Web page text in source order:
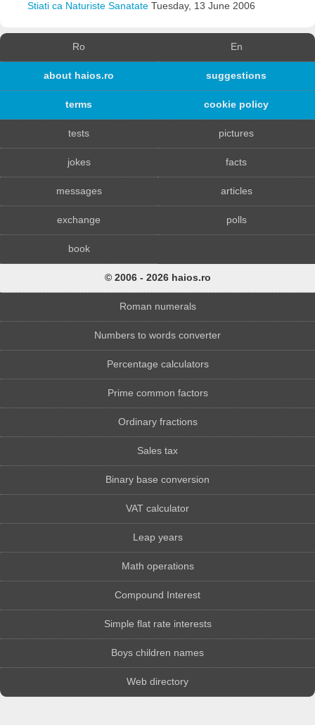
Stiati ca Naturiste Sanatate Tuesday, 13 June 2006
Ro En
about haios.ro suggestions
terms cookie policy
tests pictures
jokes facts
messages articles
exchange polls
book
© 2006 - 2026 haios.ro
Roman numerals
Numbers to words converter
Percentage calculators
Prime common factors
Ordinary fractions
Sales tax
Binary base conversion
VAT calculator
Leap years
Math operations
Compound Interest
Simple flat rate interests
Boys children names
Web directory